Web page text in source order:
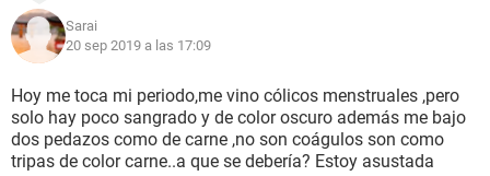
Sarai
20 sep 2019 a las 17:09
Hoy me toca mi periodo,me vino cólicos menstruales ,pero
solo hay poco sangrado y de color oscuro además me bajo
dos pedazos como de carne ,no son coágulos son como
tripas de color carne..a que se debería? Estoy asustada